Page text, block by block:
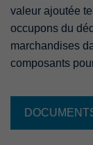
valeur ajoutée
occupons du
marchandises
composants